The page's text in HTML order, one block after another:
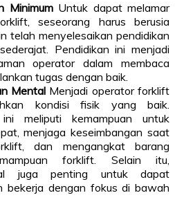
MinimumUntuk dapat melamar
seseorang harus berusia
telah menyelesaikan pendidikan
Pendidikan ini menjadi
operator dalam membaca
tugas dengan baik.
Mental Menjadi operator forklift
kondisi fisik yang baik.
meliputi kemampuan untuk
menjaga keseimbangan saat
dan mengangkat barang
forklift. Selain itu,
juga penting untuk dapat
bekerja dengan fokus di bawah